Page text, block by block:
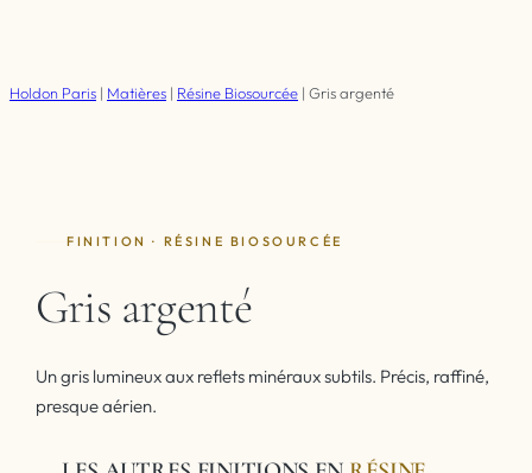
Holdon Paris | Matières | Résine Biosourcée | Gris argenté
FINITION · RÉSINE BIOSOURCÉE
Gris argenté
Un gris lumineux aux reflets minéraux subtils. Précis, raffiné,
presque aérien.